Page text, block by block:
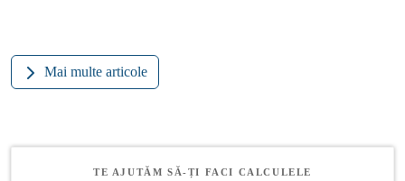
Mai multe articole
TE AJUTĂM SĂ-ȚI FACI CALCULELE